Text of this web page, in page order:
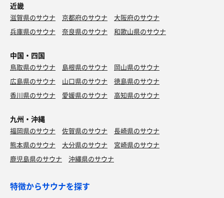
近畿
滋賀県のサウナ 京都府のサウナ
大阪府のサウナ
兵庫県のサウナ
奈良県のサウナ 和歌山県のサウナ
中国・四国
鳥取県のサウナ 島根県のサウナ
岡山県のサウナ
広島県のサウナ
山口県のサウナ
徳島県のサウナ
香川県のサウナ
愛媛県のサウナ 高知県のサウナ
九州・沖縄
福岡県のサウナ 佐賀県のサウナ
長崎県のサウナ
熊本県のサウナ
大分県のサウナ
宮崎県のサウナ
鹿児島県のサウナ
沖縄県のサウナ
特徴からサウナを探す